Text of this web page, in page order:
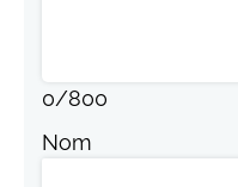
0/800
Nom